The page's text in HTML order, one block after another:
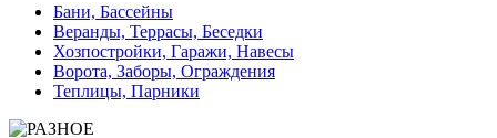
Бани, Бассейны
Веранды, Террасы, Беседки
Хозпостройки, Гаражи, Навесы
Ворота, Заборы, Ограждения
Теплицы, Парники